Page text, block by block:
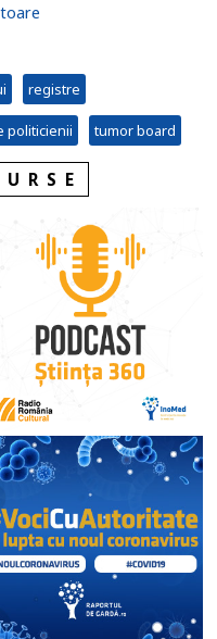
registre
politicienii tumor board